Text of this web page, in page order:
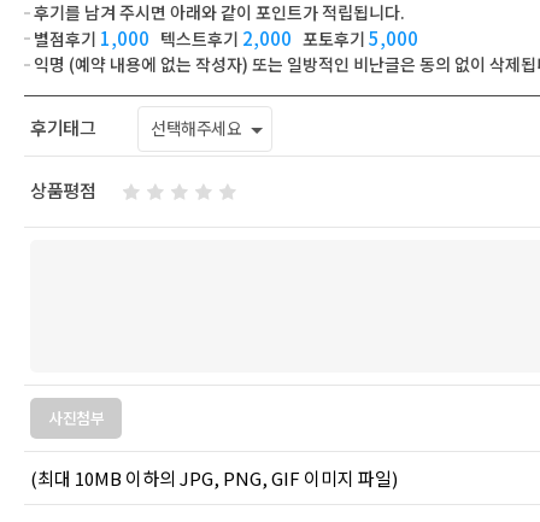
후기를 남겨 주시면 아래와 같이 포인트가 적립됩니다.
별점후기 1,000 텍스트후기 2,000 포토후기 5,000
익명 (예약 내용에 없는 작성자) 또는 일방적인 비난글은 동의 없이 삭제
후기태그 선택해주세요
상품평점
사진첨부
(최대 10MB 이하의 JPG, PNG, GIF 이미지 파일)